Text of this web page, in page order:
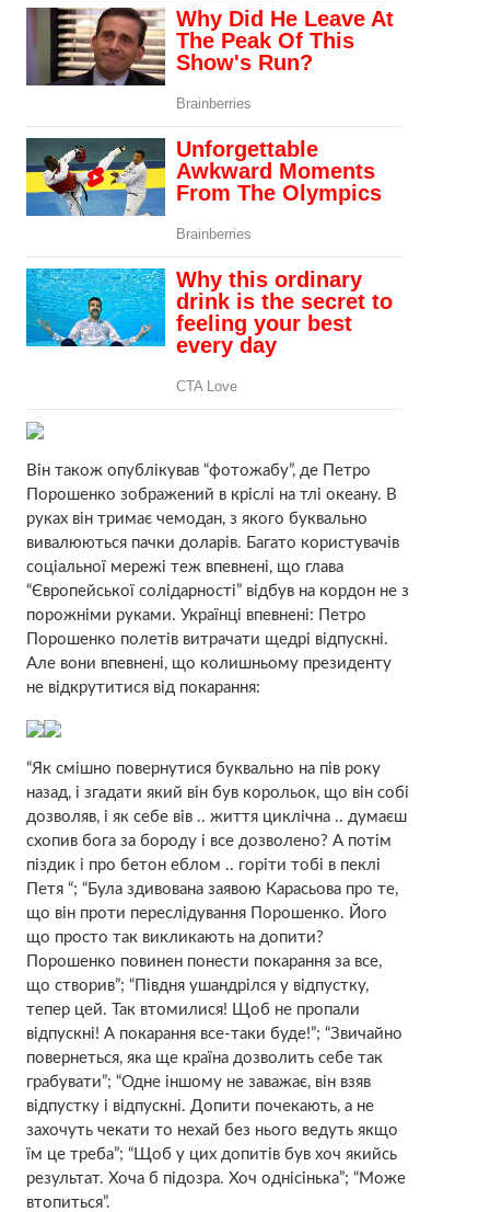
Він також опублікував “фотожабу”, де Петро
Порошенко зображений в кріслі на тлі океану. В
руках він тримає чемодан, з якого буквально
вивалюються пачки доларів. Багато користувачів
соціальної мережі теж впевнені, що глава
“Європейської солідарності” відбув на кордон не з
порожніми руками. Українці впевнені: Петро
Порошенко полетів витрачати щедрі відпускні.
Але вони впевнені, що колишньому президенту
не відкрутитися від покарання:
“Як смішно повернутися буквально на пів року
назад, і згадати який він був корольок, що він собі
дозволяв, і як себе вів .. життя циклічна .. думаєш
схопив бога за бороду і все дозволено? А потім
піздик і про бетон еблом .. горіти тобі в пеклі
Петя “; “Була здивована заявою Карасьова про те,
що він проти переслідування Порошенко. Його
що просто так викликають на допити?
Порошенко повинен понести покарання за все,
що створив”; “Півдня ушандрілся у відпустку,
тепер цей. Так втомилися! Щоб не пропали
відпускні! А покарання все-таки буде!”; “Звичайно
повернеться, яка ще країна дозволить себе так
грабувати”; “Одне іншому не заважає, він взяв
відпустку і відпускні. Допити почекають, а не
захочуть чекати то нехай без нього ведуть якщо
їм це треба”; “Щоб у цих допитів був хоч якийсь
результат. Хоча б підозра. Хоч однісінька”; “Може
втопиться”.